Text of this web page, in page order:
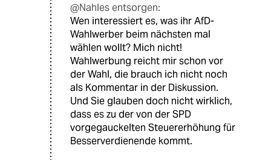
@Nahles entsorgen:
Wen interessiert es, was ihr AfD-
Wahlwerber beim nächsten mal
wählen wollt? Mich nicht!
Wahlwerbung reicht mir schon vor
der Wahl, die brauch ich nicht noch
als Kommentar in der Diskussion.
Und Sie glauben doch nicht wirklich,
dass es zu der von der SPD
vorgegauckelten Steuererhöhung für
Besserverdienende kommt.